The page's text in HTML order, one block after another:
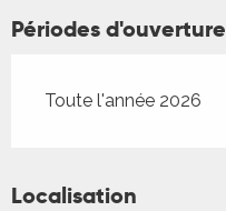
Périodes d'ouverture
Toute l'année 2026
Localisation